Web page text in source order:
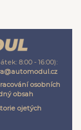
8:00 - 16:00):
osobních
obsah
ojetých